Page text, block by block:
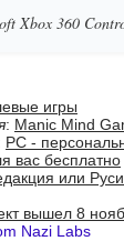
Xbox 360
игры
: Manic Mind
PC -
вас бесплатно
или
вышел 8
Nazi Labs